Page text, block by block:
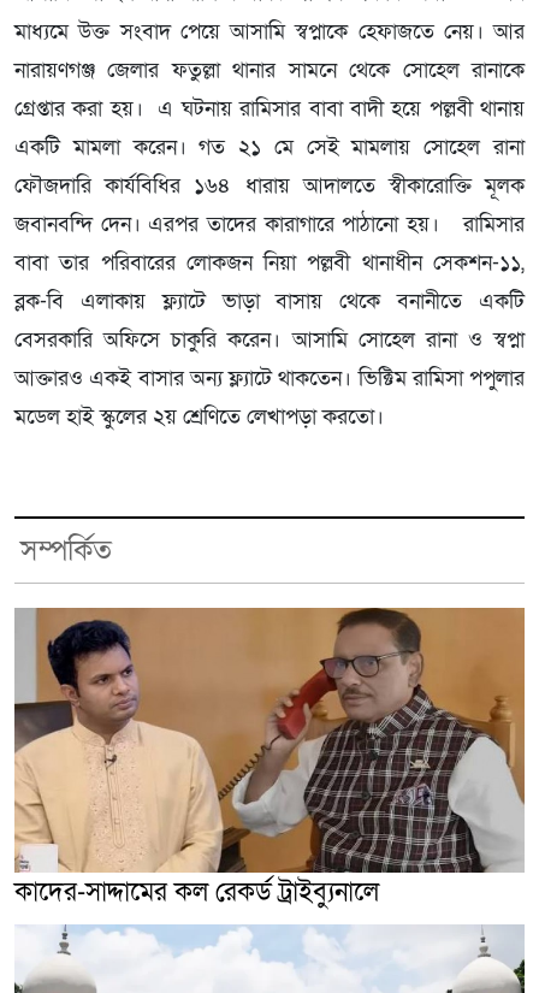
মাধ্যমে উক্ত সংবাদ পেয়ে আসামি স্বপ্নাকে হেফাজতে নেয়। আর
নারায়ণগঞ্জ জেলার ফতুল্লা থানার সামনে থেকে সোহেল রানাকে
গ্রেপ্তার করা হয়। এ ঘটনায় রামিসার বাবা বাদী হয়ে পল্লবী থানায়
একটি মামলা করেন। গত ২১ মে সেই মামলায় সোহেল রানা
ফৌজদারি কার্যবিধির ১৬৪ ধারায় আদালতে স্বীকারোক্তি মূলক
জবানবন্দি দেন। এরপর তাদের কারাগারে পাঠানো হয়। রামিসার
বাবা তার পরিবারের লোকজন নিয়া পল্লবী থানাধীন সেকশন-১১,
ব্লক-বি এলাকায় ফ্ল্যাটে ভাড়া বাসায় থেকে বনানীতে একটি
বেসরকারি অফিসে চাকুরি করেন। আসামি সোহেল রানা ও স্বপ্না
আক্তারও একই বাসার অন্য ফ্ল্যাটে থাকতেন। ভিক্টিম রামিসা পপুলার
মডেল হাই স্কুলের ২য় শ্রেণিতে লেখাপড়া করতো।
সম্পর্কিত
কাদের-সাদ্দামের কল রেকর্ড ট্রাইব্যুনালে